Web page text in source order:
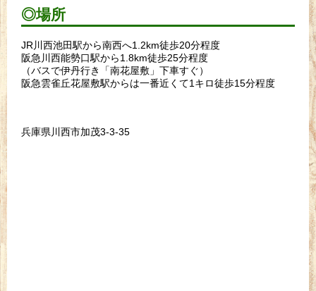
◎場所
JR川西池田駅から南西へ1.2km徒歩20分程度
阪急川西能勢口駅から1.8km徒歩25分程度
（バスで伊丹行き「南花屋敷」下車すぐ）
阪急雲雀丘花屋敷駅からは一番近くて1キロ徒歩15分程度
兵庫県川西市加茂3-3-35